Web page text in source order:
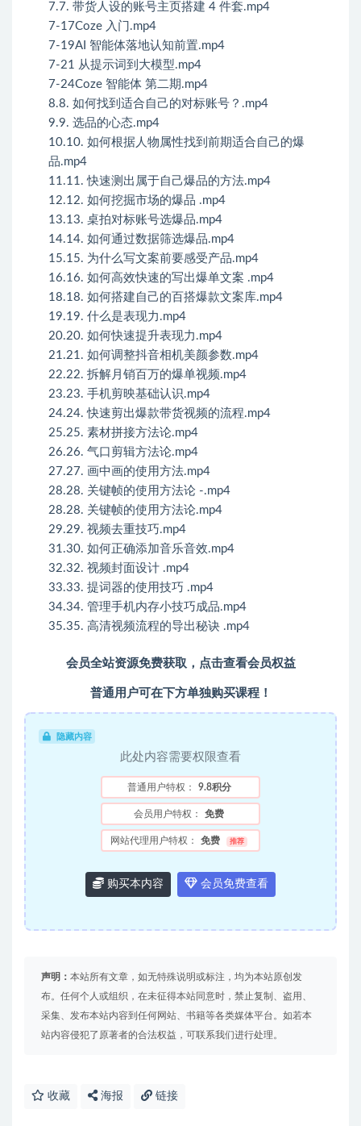
7.7. 带货人设的账号主页搭建 4 件套.mp4
7-17Coze 入门.mp4
7-19AI 智能体落地认知前置.mp4
7-21 从提示词到大模型.mp4
7-24Coze 智能体 第二期.mp4
8.8. 如何找到适合自己的对标账号？.mp4
9.9. 选品的心态.mp4
10.10. 如何根据人物属性找到前期适合自己的爆
品.mp4
11.11. 快速测出属于自己爆品的方法.mp4
12.12. 如何挖掘市场的爆品 .mp4
13.13. 桌拍对标账号选爆品.mp4
14.14. 如何通过数据筛选爆品.mp4
15.15. 为什么写文案前要感受产品.mp4
16.16. 如何高效快速的写出爆单文案 .mp4
18.18. 如何搭建自己的百搭爆款文案库.mp4
19.19. 什么是表现力.mp4
20.20. 如何快速提升表现力.mp4
21.21. 如何调整抖音相机美颜参数.mp4
22.22. 拆解月销百万的爆单视频.mp4
23.23. 手机剪映基础认识.mp4
24.24. 快速剪出爆款带货视频的流程.mp4
25.25. 素材拼接方法论.mp4
26.26. 气口剪辑方法论.mp4
27.27. 画中画的使用方法.mp4
28.28. 关键帧的使用方法论 -.mp4
28.28. 关键帧的使用方法论.mp4
29.29. 视频去重技巧.mp4
31.30. 如何正确添加音乐音效.mp4
32.32. 视频封面设计 .mp4
33.33. 提词器的使用技巧 .mp4
34.34. 管理手机内存小技巧成品.mp4
35.35. 高清视频流程的导出秘诀 .mp4
会员全站资源免费获取，点击查看会员权益
普通用户可在下方单独购买课程！
隐藏内容
此处内容需要权限查看
普通用户特权： 9.8积分
会员用户特权： 免费
网站代理用户特权： 免费 推荐
购买本内容 会员免费查看
声明： 本站所有文章，如无特殊说明或标注，均为本站原创发
布。任何个人或组织，在未征得本站同意时，禁止复制、盗用、
采集、发布本站内容到任何网站、书籍等各类媒体平台。如若本
站内容侵犯了原著者的合法权益，可联系我们进行处理。
收藏 海报 链接